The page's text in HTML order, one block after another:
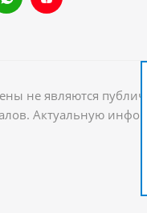
не являются
Актуальную